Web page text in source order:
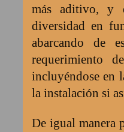
más aditivo, y
diversidad en
abarcando de
requerimiento
incluyéndose en
la instalación si
De igual manera